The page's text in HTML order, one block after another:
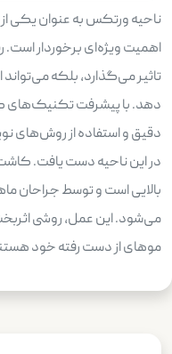
ناحیه ورتکس به عنوان یکی
اهمیت ویژه‌ای برخوردار است.
تاثیر می‌گذارد، بلکه می‌تواند
دهد. با پیشرفت تکنیک‌های
دقیق و استفاده از روش‌های
در این ناحیه دست یافت.
بالایی است و توسط جراحان
می‌شود. این عمل، روشی
موهای از دست رفته خود